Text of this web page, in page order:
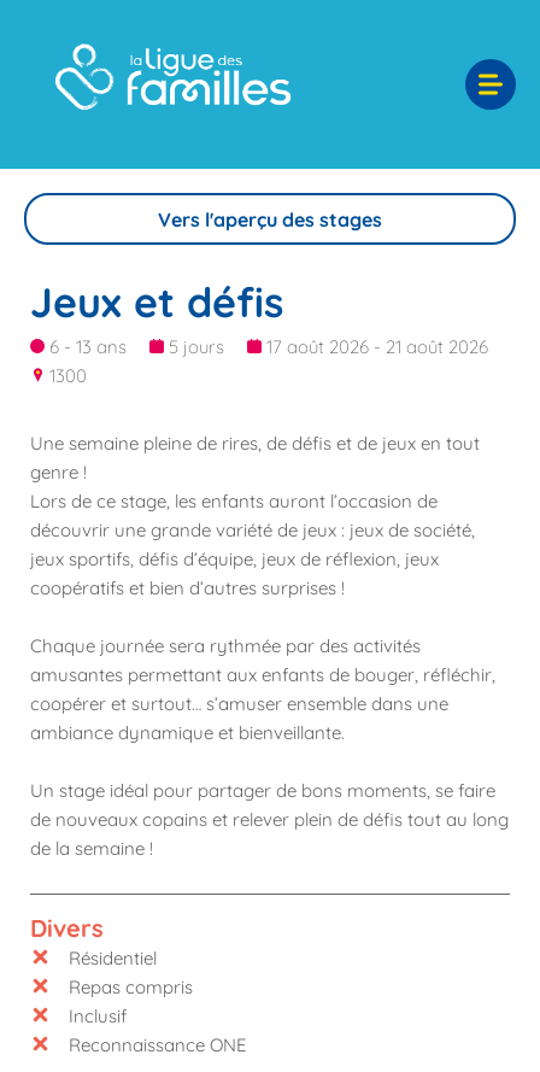
Vers l'aperçu des stages
Jeux et défis
6 - 13 ans 5 jours
17 août 2026 - 21 août 2026
1300
Une semaine pleine de rires, de défis et de jeux en tout
genre !
Lors de ce stage, les enfants auront l’occasion de
découvrir une grande variété de jeux : jeux de société,
jeux sportifs, défis d’équipe, jeux de réflexion, jeux
coopératifs et bien d’autres surprises !
Chaque journée sera rythmée par des activités
amusantes permettant aux enfants de bouger, réfléchir,
coopérer et surtout… s’amuser ensemble dans une
ambiance dynamique et bienveillante.
Un stage idéal pour partager de bons moments, se faire
de nouveaux copains et relever plein de défis tout au long
de la semaine !
Divers
Résidentiel
Repas compris
Inclusif
Reconnaissance ONE